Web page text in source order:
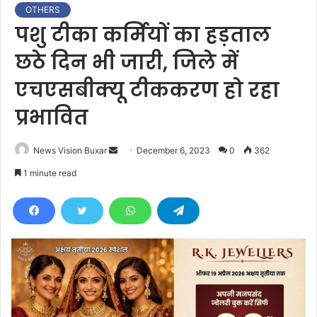
OTHERS
पशु टीका कर्मियों का हड़ताल
छठे दिन भी जारी, जिले में
एचएसबीक्यू टीककरण हो रहा
प्रभावित
News Vision Buxar
d
e
m
a
i
December 6, 2023 0 362
1 minute read